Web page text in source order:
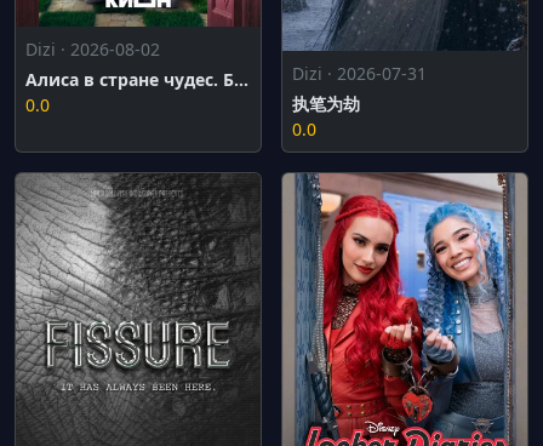
Dizi · 2026-08-02
Алиса в стране чудес. Безумные приключения
0.0
Dizi · 2026-07-31
执笔为劫
0.0